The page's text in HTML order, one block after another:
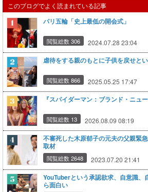
このブログでよく読まれている記事
パリ五輪「史上最低の開会式」
閲覧総数 306 2024.07.28 23:04
虐待をする親のもとに子供を戻せと
閲覧総数 866 2025.05.25 17:47
『スパイダーマン：ブランド・ニュ
閲覧総数 13 2026.08.09 08:19
不審死した木原郁子の元夫の父親
取材
閲覧総数 2648 2023.07.20 21:41
YouTuberという承認欲求、自意識
ら面白い